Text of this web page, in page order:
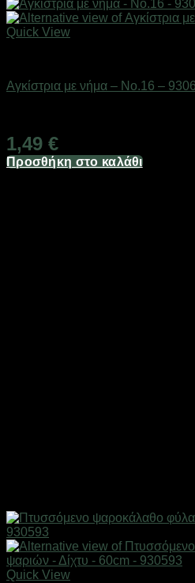
Quick View
Αγκίστρια με νήμα – No.16 –
1,49 €
Προσθήκη στο καλάθι
Quick View